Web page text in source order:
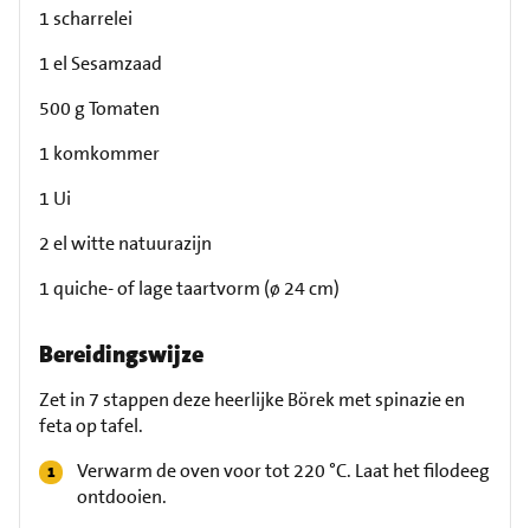
1 scharrelei
1 el Sesamzaad
500 g Tomaten
1 komkommer
1 Ui
2 el witte natuurazijn
1 quiche- of lage taartvorm (ø 24 cm)
Bereidingswijze
Zet in 7 stappen deze heerlijke Börek met spinazie en
feta op tafel.
Verwarm de oven voor tot 220 °C. Laat het filodeeg
ontdooien.